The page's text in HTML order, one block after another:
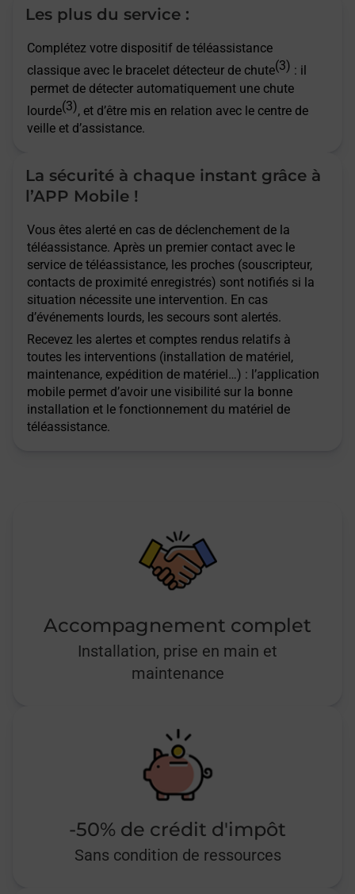
Les plus du service :
Complétez votre dispositif de téléassistance
classique avec le bracelet détecteur de chute(3) : il
permet de détecter automatiquement une chute
lourde(3), et d’être mis en relation avec le centre de
veille et d’assistance.
La sécurité à chaque instant grâce à
l’APP Mobile !
Vous êtes alerté en cas de déclenchement de la
téléassistance. Après un premier contact avec le
service de téléassistance, les proches (souscripteur,
contacts de proximité enregistrés) sont notifiés si la
situation nécessite une intervention. En cas
d’événements lourds, les secours sont alertés.
Recevez les alertes et comptes rendus relatifs à
toutes les interventions (installation de matériel,
maintenance, expédition de matériel…) : l’application
mobile permet d’avoir une visibilité sur la bonne
installation et le fonctionnement du matériel de
téléassistance.
Accompagnement complet
Installation, prise en main et
maintenance
-50% de crédit d'impôt
Sans condition de ressources